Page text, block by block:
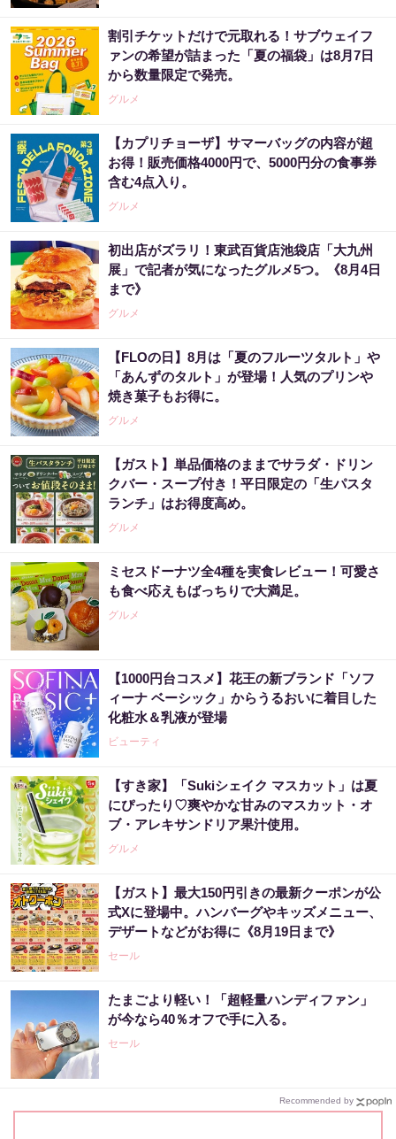
割引チケットだけで元取れる！サブウェイフ
ァンの希望が詰まった「夏の福袋」は8月7日
から数量限定で発売。
グルメ
【カプリチョーザ】サマーバッグの内容が超
お得！販売価格4000円で、5000円分の食事券
含む4点入り。
グルメ
初出店がズラリ！東武百貨店池袋店「大九州
展」で記者が気になったグルメ5つ。《8月4日
まで》
グルメ
【FLOの日】8月は「夏のフルーツタルト」や
「あんずのタルト」が登場！人気のプリンや
焼き菓子もお得に。
グルメ
【ガスト】単品価格のままでサラダ・ドリン
クバー・スープ付き！平日限定の「生パスタ
ランチ」はお得度高め。
グルメ
ミセスドーナツ全4種を実食レビュー！可愛さ
も食べ応えもばっちりで大満足。
グルメ
【1000円台コスメ】花王の新ブランド「ソフ
ィーナ ベーシック」からうるおいに着目した
化粧水＆乳液が登場
ビューティ
【すき家】「Sukiシェイク マスカット」は夏
にぴったり♡爽やかな甘みのマスカット・オ
ブ・アレキサンドリア果汁使用。
グルメ
【ガスト】最大150円引きの最新クーポンが公
式Xに登場中。ハンバーグやキッズメニュー、
デザートなどがお得に《8月19日まで》
セール
たまごより軽い！「超軽量ハンディファン」
が今なら40％オフで手に入る。
セール
Recommended by